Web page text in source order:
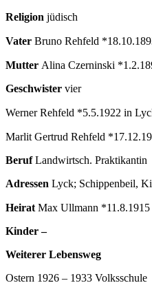
Religion jüdisch
Vater Bruno Rehfeld
Mutter Alina Czerninski
Geschwister vier
Werner Rehfeld *5.5.1922 in
Marlit Gertrud Rehfeld
BerufLandwirtsch. Praktikantin
Adressen Lyck; Schippenbeil,
Heirat Max Ullmann
Kinder –
Weiterer Lebensweg
Ostern 1926 – 1933 Volksschule